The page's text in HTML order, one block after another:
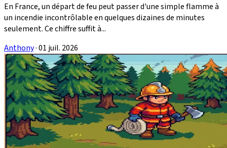
En France, un départ de feu peut passer d'une simple flamme à
un incendie incontrôlable en quelques dizaines de minutes
seulement. Ce chiffre suffit à...
Anthony·01 juil. 2026